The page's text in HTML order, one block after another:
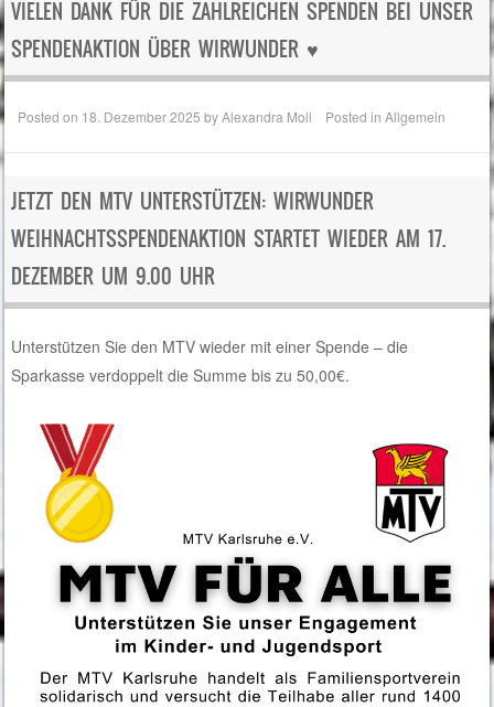
VIELEN DANK FÜR DIE ZAHLREICHEN SPENDEN BEI UNSER
SPENDENAKTION ÜBER WIRWUNDER ♥️
Posted on 18. Dezember 2025 byAlexandra Moll Posted inAllgemein
JETZT DEN MTV UNTERSTÜTZEN: WIRWUNDER
WEIHNACHTSSPENDENAKTION STARTET WIEDER AM 17.
DEZEMBER UM 9.00 UHR
Unterstützen Sie den MTV wieder mit einer Spende – die
Sparkasse verdoppelt die Summe bis zu 50,00€.